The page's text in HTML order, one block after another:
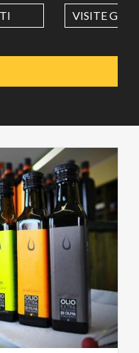
VISITE